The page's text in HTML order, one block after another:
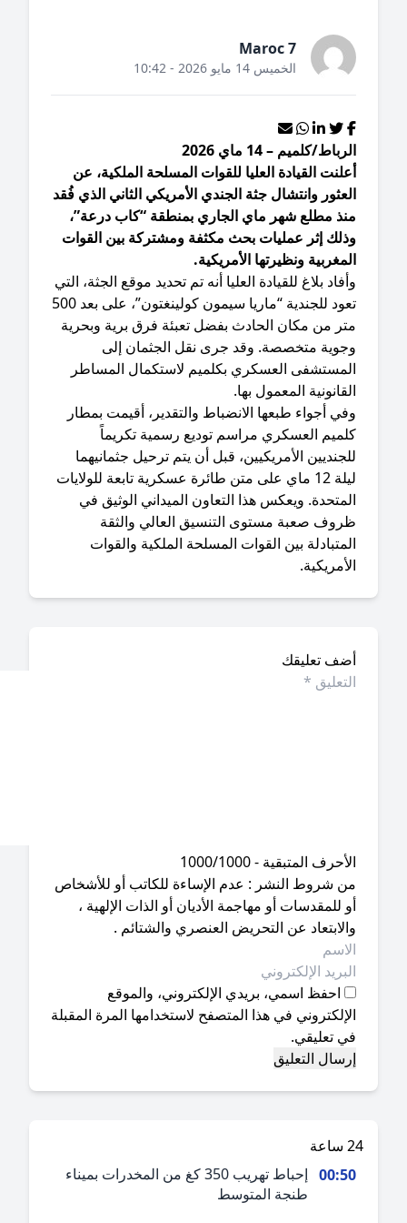
Maroc 7
الخميس 14 مايو 2026 - 10:42
كلميم – 14 ماي 2026
القيادة العليا للقوات المسلحة الملكية، عن
وانتشال جثة الجندي الأمريكي الثاني الذي فُقد
مطلع شهر ماي الجاري بمنطقة “كاب درعة”،
إثر عمليات بحث مكثفة ومشتركة بين القوات
ونظيرتها الأمريكية.
بلاغ للقيادة العليا أنه تم تحديد موقع الجثة، التي
تعود للجندية “ماريا سيمون كولينغتون”، على بعد 500
من مكان الحادث بفضل تعبئة فرق برية وبحرية
متخصصة. وقد جرى نقل الجثمان إلى
العسكري بكلميم لاستكمال المساطر
المعمول بها.
أجواء طبعها الانضباط والتقدير، أقيمت بمطار
العسكري مراسم توديع رسمية تكريماً
الأمريكيين، قبل أن يتم ترحيل جثمانيهما
ليلة 12 ماي على متن طائرة عسكرية تابعة للولايات
ويعكس هذا التعاون الميداني الوثيق في
صعبة مستوى التنسيق العالي والثقة
بين القوات المسلحة الملكية والقوات
تعليقك
المتبقية - 1000/1000
شروط النشر : عدم الإساءة للكاتب أو للأشخاص
للمقدسات أو مهاجمة الأديان أو الذات الإلهية ،
عن التحريض العنصري والشتائم .
احفظ اسمي، بريدي الإلكتروني، والموقع
في هذا المتصفح لاستخدامها المرة المقبلة
تعليقي.
إحباط تهريب 350 كغ من المخدرات بميناء
طنجة المتوسط